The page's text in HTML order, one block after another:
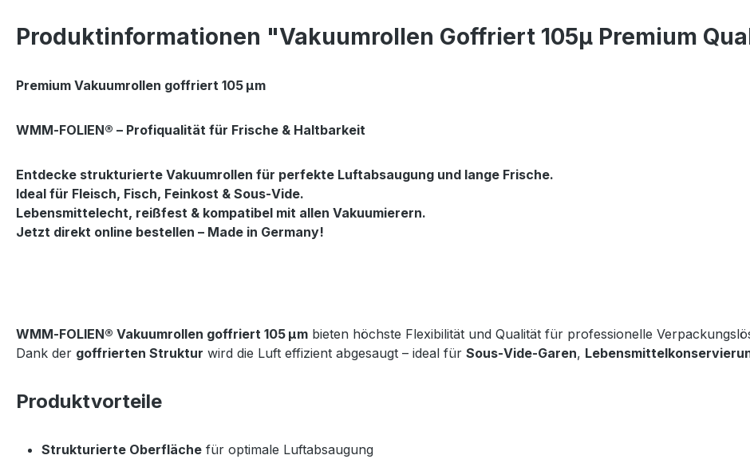
Produktinformationen "Vakuumrollen Goffriert 105µ Premium
Premium Vakuumrollen goffriert 105 µm
WMM‑FOLIEN® – Profiqualität für Frische & Haltbarkeit
Entdecke strukturierte Vakuumrollen für perfekte Luftabsaugung und lange Frische.
Ideal für Fleisch, Fisch, Feinkost & Sous‑Vide.
Lebensmittelecht, reißfest & kompatibel mit allen Vakuumierern.
Jetzt direkt online bestellen – Made in Germany!
WMM‑FOLIEN® Vakuumrollen goffriert 105 µm bieten höchste Flexibilität und Qualität für professionelle
Dank der goffrierten Struktur wird die Luft effizient abgesaugt – ideal für Sous‑Vide‑Garen,
Produktvorteile
Strukturierte Oberfläche für optimale Luftabsaugung